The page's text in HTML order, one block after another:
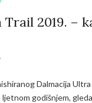
2019. –
Dalmacija Ultra
ljetnom godišnjem,